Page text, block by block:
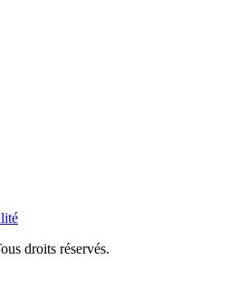
droits réservés.